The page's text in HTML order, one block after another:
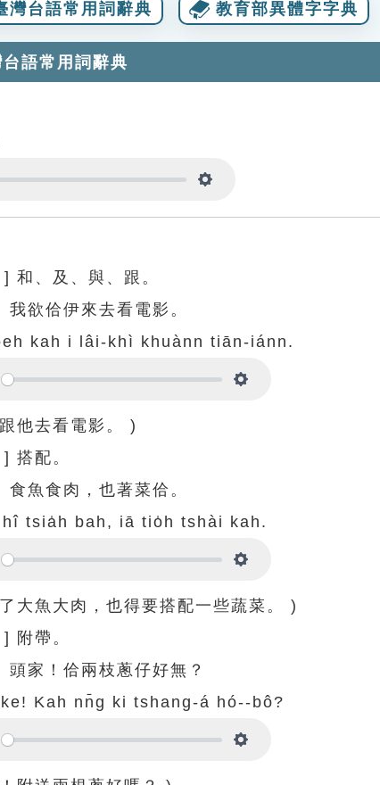
灣台語常用詞辭典 教育部異體字字典
語常用詞辭典
] 和、及、與、跟。
我欲佮伊來去看電影。
kah i lâi-khì khuànn tiān-iánn.
他去看電影。 )
] 搭配。
食魚食肉，也著菜佮。
hî tsia̍h bah, iā tio̍h tshài kah.
大魚大肉，也得要搭配一些蔬菜。 )
]
附帶。
頭家！佮兩枝蔥仔好無？
Kah nn̄g ki tshang-á hó--bô?